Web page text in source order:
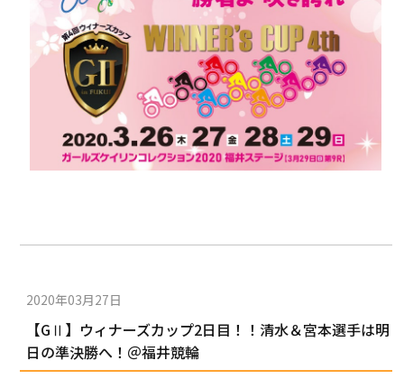
2020年03月27日
【GⅡ】ウィナーズカップ2日目！！清水＆宮本選手は明
日の準決勝へ！＠福井競輪